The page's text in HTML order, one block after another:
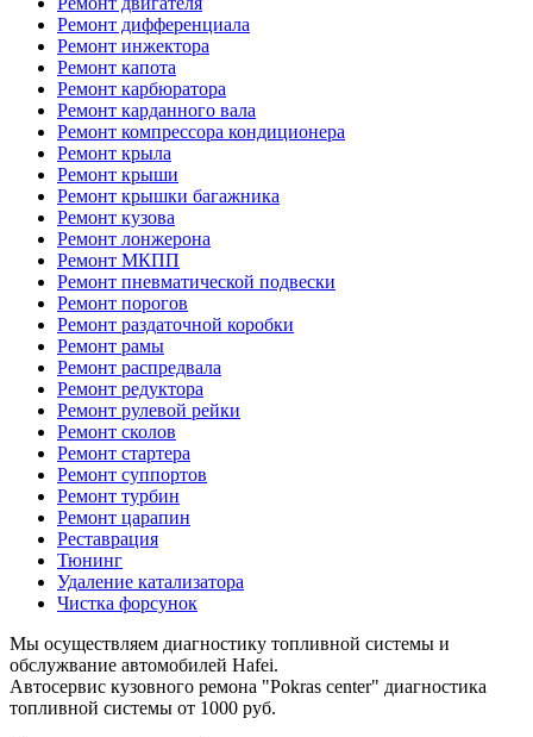
Ремонт дифференциала
Ремонт инжектора
Ремонт капота
Ремонт карбюратора
Ремонт карданного вала
Ремонт компрессора кондиционера
Ремонт крыла
Ремонт крыши
Ремонт крышки багажника
Ремонт кузова
Ремонт лонжерона
Ремонт МКПП
Ремонт пневматической подвески
Ремонт порогов
Ремонт раздаточной коробки
Ремонт рамы
Ремонт распредвала
Ремонт редуктора
Ремонт рулевой рейки
Ремонт сколов
Ремонт стартера
Ремонт суппортов
Ремонт турбин
Ремонт царапин
Реставрация
Тюнинг
Удаление катализатора
Чистка форсунок
Мы осуществляем диагностику топливной системы и
обслужвание автомобилей Hafei.
Автосервис кузовного ремона "Pokras center" диагностика
топливной системы от 1000 руб.